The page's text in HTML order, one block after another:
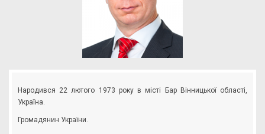
Народився 22 лютого 1973 року в місті Бар Вінницької області,
Україна.
Громадянин України.